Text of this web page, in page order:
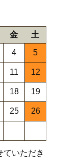
金 土
4 5
11 12
18 19
25 26
ていただき